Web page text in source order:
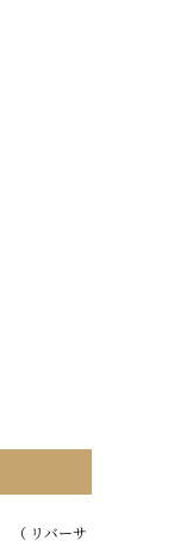
（ リバーサ